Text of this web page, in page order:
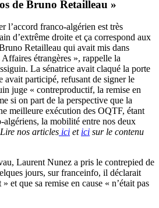
de Bruno Retailleau »
l’accord franco-algérien est très
d’extrême droite et ça correspond aux
Retailleau qui avait mis dans
étrangères », rappelle la
La sénatrice avait claqué la porte
avait participé, refusant de signer le
juge « contreproductif, la remise en
si on part de la perspective que la
meilleure exécution des OQTF, étant
la mobilité entre nos deux
Lire nos articles ici et ici sur le contenu
Laurent Nunez a pris le contrepied de
jours, sur franceinfo, il déclarait
et que sa remise en cause « n’était pas